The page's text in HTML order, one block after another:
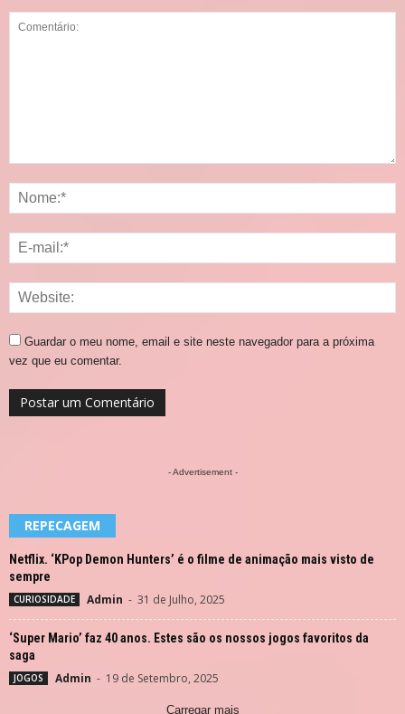
Guardar o meu nome, email e site neste navegador para a próxima
vez que eu comentar.
- Advertisement -
REPECAGEM
Netflix. ‘KPop Demon Hunters’ é o filme de animação mais visto de
sempre
CURIOSIDADE Admin - 31 de Julho, 2025
‘Super Mario’ faz 40 anos. Estes são os nossos jogos favoritos da
saga
JOGOS Admin - 19 de Setembro, 2025
Carregar mais